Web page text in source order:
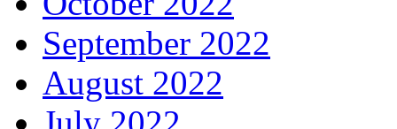
September 2022
August 2022